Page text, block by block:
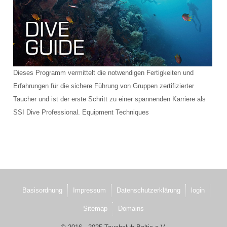
Schulungsraum für die Tauchausbildung
Verkauf und Vermietung von Ausrüstung
Das Team der Tauchbasis
AUSBILDUNG
Schnuppertauchen in der Ostsee
Anfrage Tauchausbildung
Dieses Programm vermittelt die notwendigen Fertigkeiten und
Erfahrungen für die sichere Führung von Gruppen zertifizierter
Taucher und ist der erste Schritt zu einer spannenden Karriere als
SSI Dive Professional. Equipment Techniques
Basisordnung Impressum Datenschutzerklärung login
Sitemap Domains